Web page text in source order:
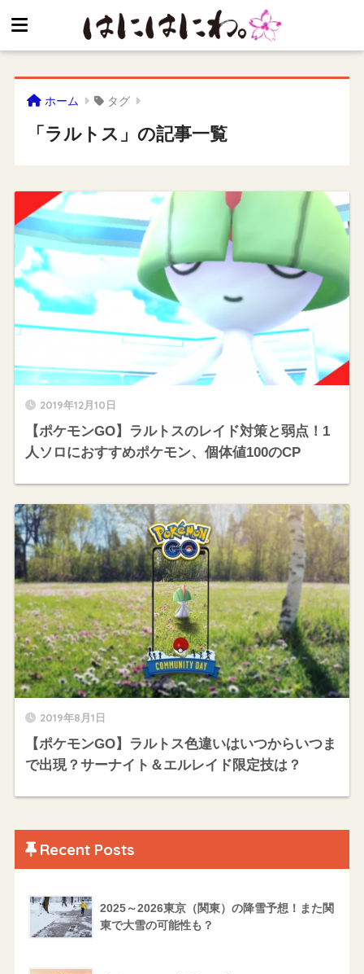
ホーム タグ
「ラルトス」の記事一覧
2019年12月10日
【ポケモンGO】ラルトスのレイド対策と弱点！1
人ソロにおすすめポケモン、個体値100のCP
2019年8月1日
【ポケモンGO】ラルトス色違いはいつからいつま
で出現？サーナイト＆エルレイド限定技は？
Recent Posts
2025～2026東京（関東）の降雪予想！また関
東で大雪の可能性も？